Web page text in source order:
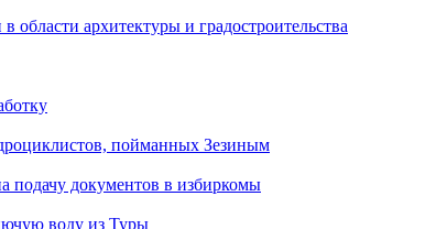
архитектуры и градостроительства
пойманных Зезиным
подачу документов в избиркомы
воду из Туры